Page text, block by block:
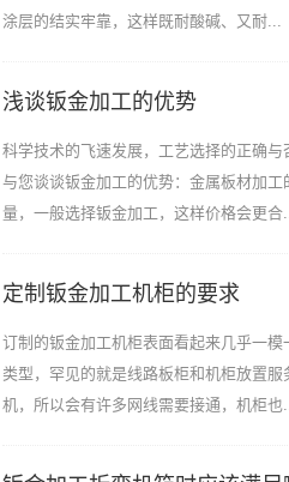
涂层的结实牢靠，这样既耐酸碱、又耐...
浅谈钣金加工的优势
科学技术的飞速发展，工艺选择的正确
与您谈谈钣金加工的优势：金属板材加
量，一般选择钣金加工，这样价格会更合
定制钣金加工机柜的要求
订制的钣金加工机柜表面看起来几乎一
类型，罕见的就是线路板柜和机柜放置
机，所以会有许多网线需要接通，机柜也